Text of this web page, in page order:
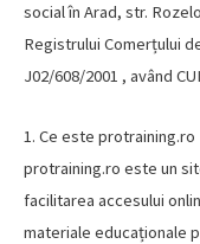
social în Arad, str.
Registrului Comerțului
J02/608/2001 , având
1. Ce este protraining.ro
protraining.ro este un
facilitarea accesului
materiale educaționale